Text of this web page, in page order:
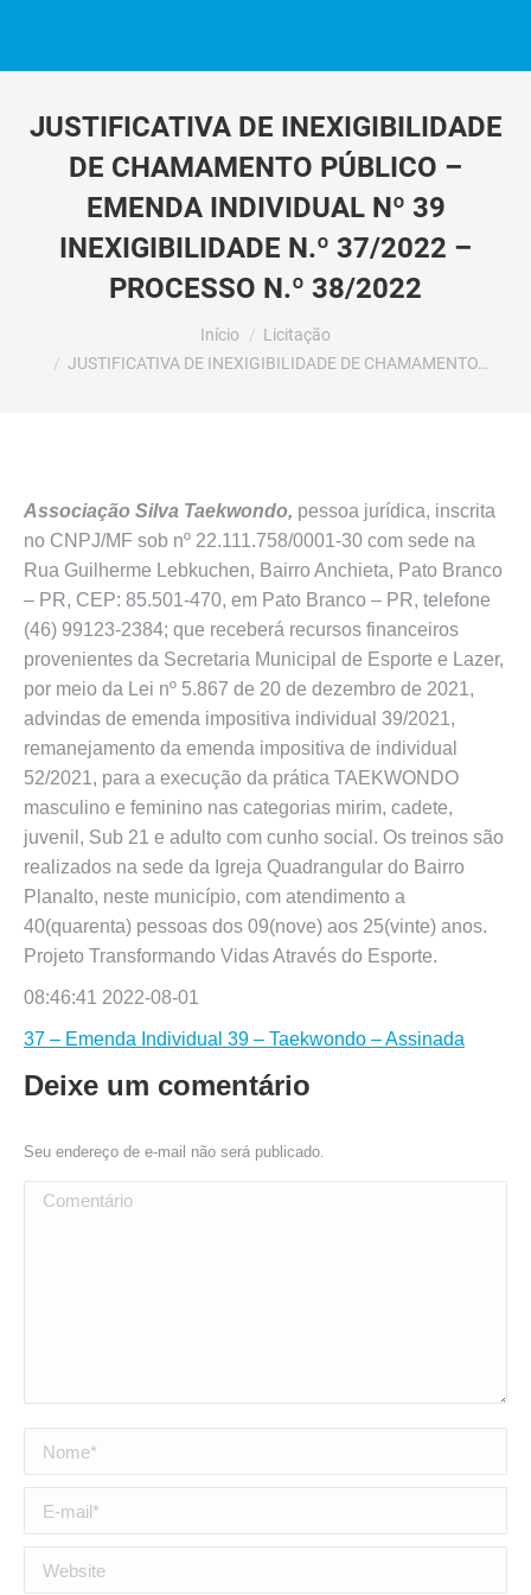
JUSTIFICATIVA DE INEXIGIBILIDADE
DE CHAMAMENTO PÚBLICO –
EMENDA INDIVIDUAL Nº 39
INEXIGIBILIDADE N.º 37/2022 –
PROCESSO N.º 38/2022
Início
Licitação
JUSTIFICATIVA DE INEXIGIBILIDADE DE CHAMAMENTO…
Associação Silva Taekwondo, pessoa jurídica, inscrita
no CNPJ/MF sob nº 22.111.758/0001-30 com sede na
Rua Guilherme Lebkuchen, Bairro Anchieta, Pato Branco
– PR, CEP: 85.501-470, em Pato Branco – PR, telefone
(46) 99123-2384; que receberá recursos financeiros
provenientes da Secretaria Municipal de Esporte e Lazer,
por meio da Lei nº 5.867 de 20 de dezembro de 2021,
advindas de emenda impositiva individual 39/2021,
remanejamento da emenda impositiva de individual
52/2021, para a execução da prática TAEKWONDO
masculino e feminino nas categorias mirim, cadete,
juvenil, Sub 21 e adulto com cunho social. Os treinos são
realizados na sede da Igreja Quadrangular do Bairro
Planalto, neste município, com atendimento a
40(quarenta) pessoas dos 09(nove) aos 25(vinte) anos.
Projeto Transformando Vidas Através do Esporte.
08:46:41 2022-08-01
37 – Emenda Individual 39 – Taekwondo – Assinada
Deixe um comentário
Seu endereço de e-mail não será publicado.
Comentário
Nome *
E-mail *
Website